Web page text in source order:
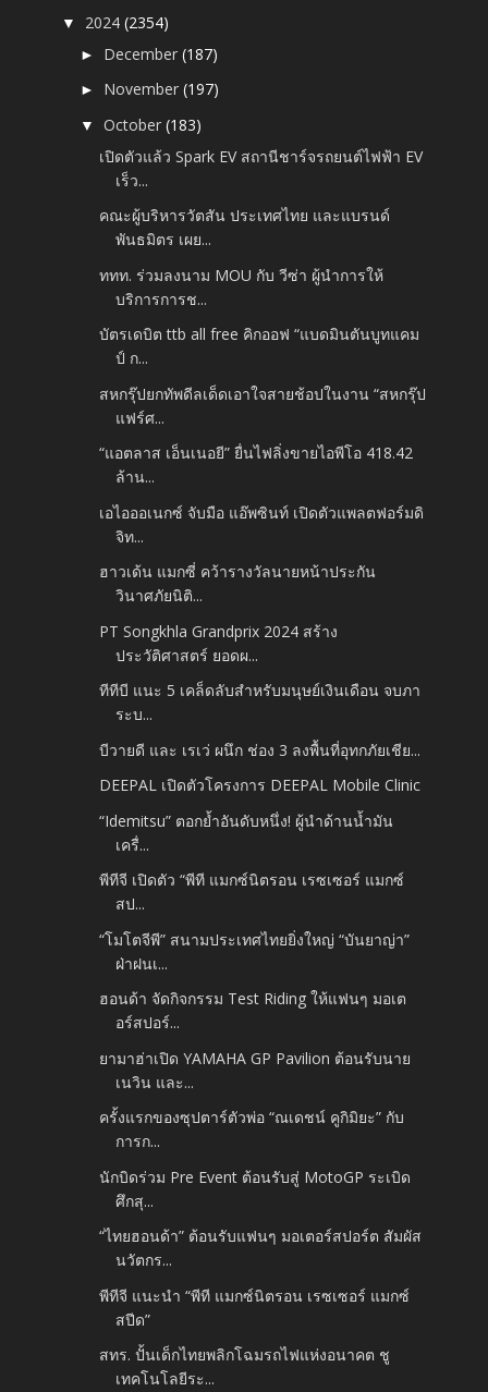
▼ 2024(2354)
► December(187)
► November(197)
▼October(183)
เปิดตัวแล้ว Spark EV สถานีชาร์จรถยนต์ไฟฟ้า EV
เร็ว...
คณะผู้บริหารวัตสัน ประเทศไทย และแบรนด์
พันธมิตร เผย...
ททท. ร่วมลงนาม MOU กับ วีซ่า ผู้นำการให้
บริการการช...
บัตรเดบิต ttb all free คิกออฟ “แบดมินตันบูทแคม
ป์ ก...
สหกรุ๊ปยกทัพดีลเด็ดเอาใจสายช้อปในงาน “สหกรุ๊ป
แฟร์ศ...
“แอตลาส เอ็นเนอยี” ยื่นไฟลิ่งขายไอพีโอ 418.42
ล้าน...
เอไอออเนกซ์ จับมือ แอ๊พซินท์ เปิดตัวแพลตฟอร์มดิ
จิท...
ฮาวเด้น แมกซี่ คว้ารางวัลนายหน้าประกัน
วินาศภัยนิติ...
PT Songkhla Grandprix 2024 สร้าง
ประวัติศาสตร์ ยอดผ...
ทีทีบี แนะ 5 เคล็ดลับสำหรับมนุษย์เงินเดือน จบภา
ระบ...
บีวายดี และ เรเว่ ผนึก ช่อง 3 ลงพื้นที่อุทกภัยเชีย...
DEEPAL เปิดตัวโครงการ DEEPAL Mobile Clinic
“Idemitsu” ตอกย้ำอันดับหนึ่ง! ผู้นำด้านน้ำมัน
เครื่...
พีทีจี เปิดตัว “พีที แมกซ์นิตรอน เรซเซอร์ แมกซ์
สป...
“โมโตจีพี” สนามประเทศไทยยิ่งใหญ่ “บันยาญ่า”
ฝ่าฝนเ...
ฮอนด้า จัดกิจกรรม Test Riding ให้แฟนๆ มอเต
อร์สปอร์...
ยามาฮ่าเปิด YAMAHA GP Pavilion ต้อนรับนาย
เนวิน และ...
ครั้งแรกของซุปตาร์ตัวพ่อ “ณเดชน์ คูกิมิยะ” กับ
การก...
นักบิดร่วม Pre Event ต้อนรับสู่ MotoGP ระเบิด
ศึกสุ...
“ไทยฮอนด้า” ต้อนรับแฟนๆ มอเตอร์สปอร์ต สัมผัส
นวัตกร...
พีทีจี แนะนำ “พีที แมกซ์นิตรอน เรซเซอร์ แมกซ์
สปีด”
สทร. ปั้นเด็กไทยพลิกโฉมรถไฟแห่งอนาคต ชู
เทคโนโลยีระ...